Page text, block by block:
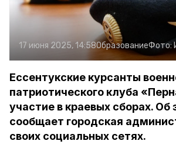
17 июня 2025, 14:58ОбразованиеФото:
Ессентукские курсанты
патриотического клуба
участие в краевых сборах. Об
сообщает городская
своих социальных сетях.